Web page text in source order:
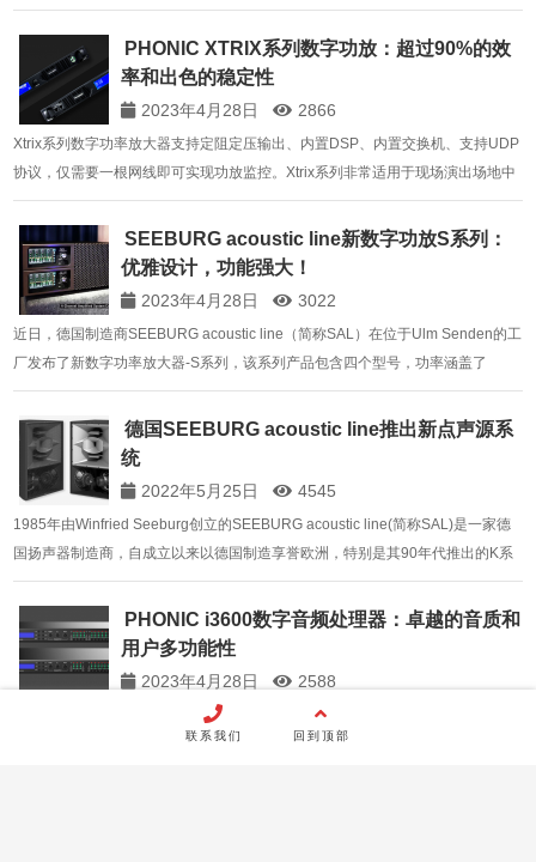
道自由切换。PiWare软件的灵活性确保了系统设计的简易性。 在每个输入通道
上都加载了音频压缩和限幅器、F…PHONIC XTRIX系列数字功放：超过90%的效
率和出色的稳定性
2023年4月28日 2866
Xtrix系列数字功率放大器支持定阻定压输出、内置DSP、内置交换机、支持UDP
协议，仅需要一根网线即可实现功放监控。Xtrix系列非常适用于现场演出场地中
的中大型场，如酒店、俱乐部和礼堂。 Xtrix系列功放采用公司自主开发的多环路
调控技术，拥有出色的技术指…SEEBURG acoustic line新数字功放S系列：
优雅设计，功能强大！
2023年4月28日 3022
近日，德国制造商SEEBURG acoustic line（简称SAL）在位于Ulm Senden的工
厂发布了新数字功率放大器-S系列，该系列产品包含四个型号，功率涵盖了
4×600W/4Ω——4×4800W/4Ω，全系列采用D类放大技术，配置4.3寸触摸彩色
液晶显示屏，内置功能强大的DSP和AES3数字接口，Dant…
德国SEEBURG acoustic line推出新点声源系
统
2022年5月25日 4545
1985年由Winfried Seeburg创立的SEEBURG acoustic line(简称SAL)是一家德
国扬声器制造商，自成立以来以德国制造享誉欧洲，特别是其90年代推出的K系
列点声源一度领先中型演出市场。SEEBURG acoustic line于2021年初发布新一
代点声源系统——PS系列，该系列由三款高性能…
PHONIC i3600数字音频处理器：卓越的音质和
用户多功能性
2023年4月28日 2588
PHONIC i3600可通过前面板按键即时访问和修改巡回演出&FOH声音参数。亦
可通过软件让音频信号在3个输入和6个输出通道自由切换。PiWare软件的灵活
联系我们 回到顶部